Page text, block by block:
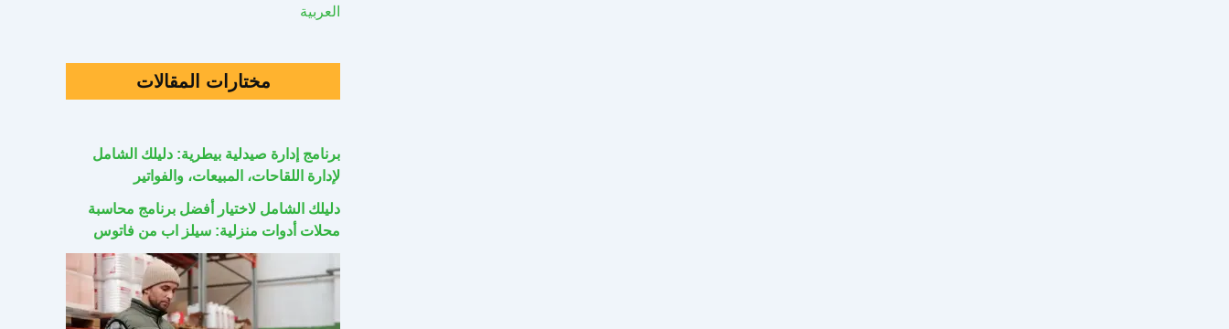
العربية
مختارات المقالات
برنامج إدارة صيدلية بيطرية: دليلك الشامل
لإدارة اللقاحات، المبيعات، والفواتير
دليلك الشامل لاختيار أفضل برنامج محاسبة
محلات أدوات منزلية: سيلز اب من فاتوس